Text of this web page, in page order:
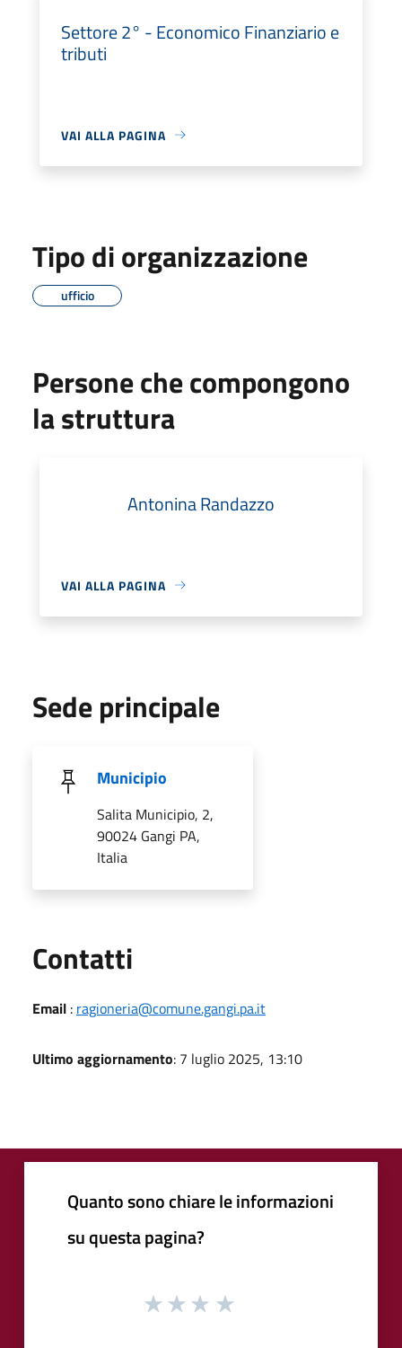
Settore 2° - Economico Finanziario e
tributi
VAI ALLA PAGINA
Tipo di organizzazione
ufficio
Persone che compongono
la struttura
Antonina Randazzo
VAI ALLA PAGINA
Sede principale
Municipio
Salita Municipio, 2,
90024 Gangi PA,
Italia
Contatti
Email : ragioneria@comune.gangi.pa.it
Ultimo aggiornamento: 7 luglio 2025, 13:10
Quanto sono chiare le informazioni
su questa pagina?